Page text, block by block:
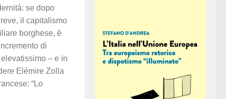
se dopo
il capitalismo
borghese, è
di
– e in
Elémire Zolla
“Lo